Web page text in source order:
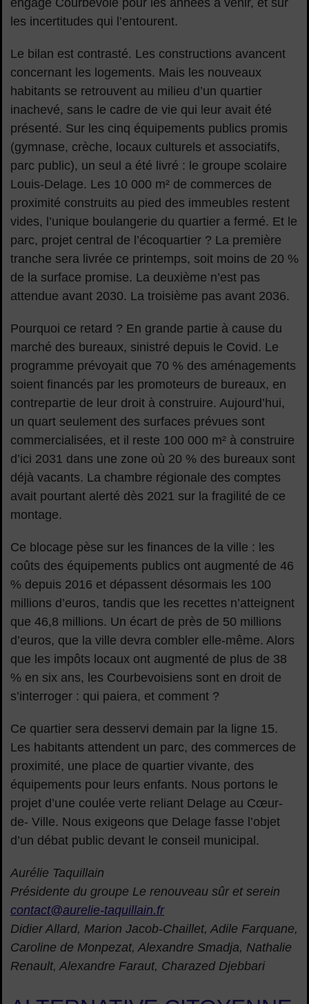
engage Courbevoie pour les années à venir, et sur
les incertitudes qui l’entourent.
Le bilan est contrasté. Les constructions avancent
concernant les logements. Mais les nouveaux
habitants se retrouvent au milieu d’un quartier
inachevé, sans le cadre de vie qui leur avait été
présenté. Sur les cinq équipements publics promis
(gymnase, crèche, locaux culturels et associatifs,
parc public), un seul a été livré : le groupe scolaire
Louis-Delage. Les 10 000 m² de commerces de
proximité construits au pied des immeubles restent
vides, l’unique boulangerie du quartier a fermé. Et le
parc, projet central de l’écoquartier ? La première
tranche sera livrée ce printemps, soit moins de 20 %
de la surface promise. La deuxième n’est pas
attendue avant 2030. La troisième pas avant 2036.
Pourquoi ce retard ? En grande partie à cause du
marché des bureaux, sinistré depuis le Covid. Le
programme prévoyait que 70 % des aménagements
soient financés par les promoteurs de bureaux, en
contrepartie de leur droit à construire. Aujourd’hui,
un quart seulement des surfaces prévues sont
commercialisées, et il reste 100 000 m² à construire
d’ici 2031 dans une zone où 20 % des bureaux sont
déjà vacants. La chambre régionale des comptes
avait pourtant alerté dès 2021 sur la fragilité de ce
montage.
Ce blocage pèse sur les finances de la ville : les
coûts des équipements publics ont augmenté de 46
% depuis 2016 et dépassent désormais les 100
millions d’euros, tandis que les recettes n’atteignent
que 46,8 millions. Un écart de près de 50 millions
d’euros, que la ville devra combler elle-même. Alors
que les impôts locaux ont augmenté de plus de 38
% en six ans, les Courbevoisiens sont en droit de
s’interroger : qui paiera, et comment ?
Ce quartier sera desservi demain par la ligne 15.
Les habitants attendent un parc, des commerces de
proximité, une place de quartier vivante, des
équipements pour leurs enfants. Nous portons le
projet d’une coulée verte reliant Delage au Cœur-
de- Ville. Nous exigeons que Delage fasse l’objet
d’un débat public devant le conseil municipal.
Aurélie Taquillain
Présidente du groupe Le renouveau sûr et serein
contact@aurelie-taquillain.fr
Didier Allard, Marion Jacob-Chaillet, Adile Farquane,
Caroline de Monpezat, Alexandre Smadja, Nathalie
Renault, Alexandre Faraut, Charazed Djebbari